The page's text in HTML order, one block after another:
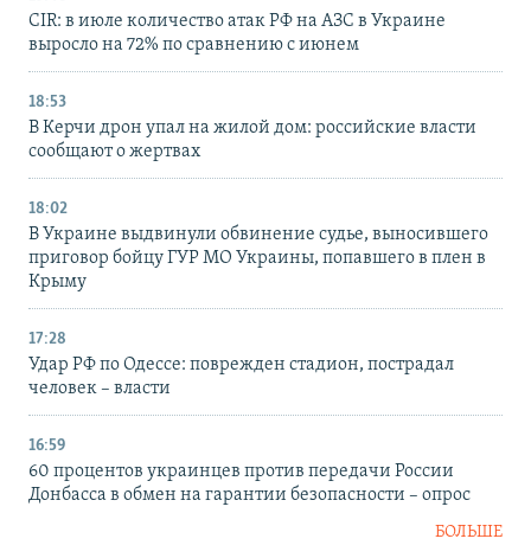
CIR: в июле количество атак РФ на АЗС в Украине
выросло на 72% по сравнению с июнем
18:53
В Керчи дрон упал на жилой дом: российские власти
сообщают о жертвах
18:02
В Украине выдвинули обвинение судье, выносившего
приговор бойцу ГУР МО Украины, попавшего в плен в
Крыму
17:28
Удар РФ по Одессе: поврежден стадион, пострадал
человек – власти
16:59
60 процентов украинцев против передачи России
Донбасса в обмен на гарантии безопасности – опрос
БОЛЬШЕ